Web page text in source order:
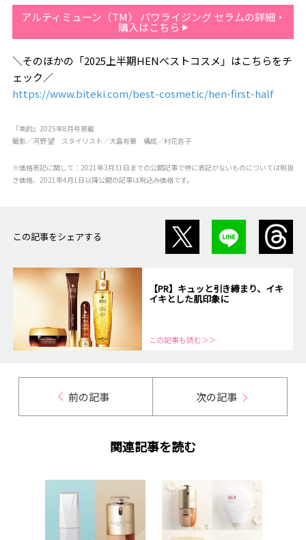
アルティミューン（TM） パワライジング セラムの詳細・
購入はこちら
＼そのほかの「2025上半期HENベストコスメ」はこちらをチ
ェック／
https://www.biteki.com/best-cosmetic/hen-first-half
『美的』2025年8月号掲載
撮影／河野 望 スタイリスト／大島有華 構成／村花杏子
※価格表記に関して：2021年3月31日までの公開記事で特に表記がないものについては税抜
き価格、2021年4月1日以降公開の記事は税込み価格です。
この記事をシェアする
【PR】キュッと引き締まり、イキ
イキとした肌印象に
この記事も読む＞＞
前の記事 次の記事
関連記事を読む